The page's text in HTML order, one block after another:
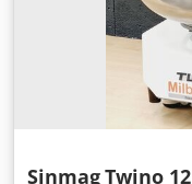
SinmagTwino 12